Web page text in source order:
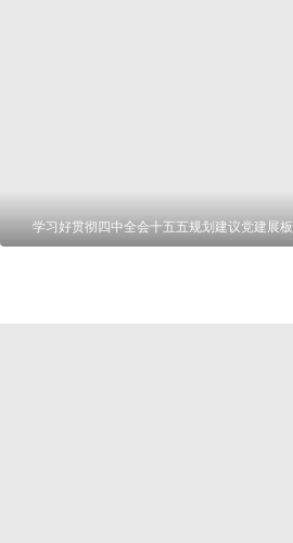
学习好贯彻四中全会十五五规划建议党建展板